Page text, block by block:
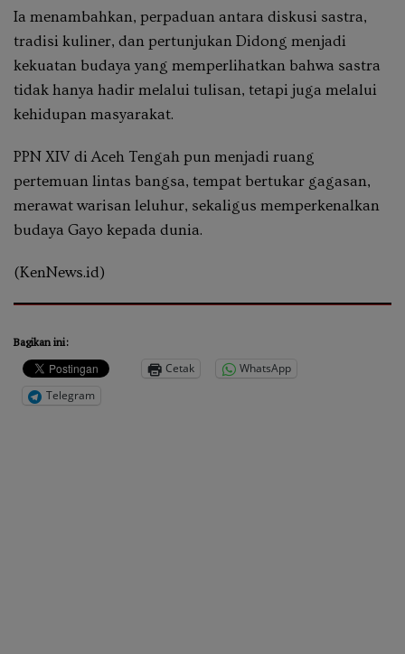
Ia menambahkan, perpaduan antara diskusi sastra,
tradisi kuliner, dan pertunjukan Didong menjadi
kekuatan budaya yang memperlihatkan bahwa sastra
tidak hanya hadir melalui tulisan, tetapi juga melalui
kehidupan masyarakat.
PPN XIV di Aceh Tengah pun menjadi ruang
pertemuan lintas bangsa, tempat bertukar gagasan,
merawat warisan leluhur, sekaligus memperkenalkan
budaya Gayo kepada dunia.
(KenNews.id)
Bagikan ini:
Cetak
WhatsApp
Telegram